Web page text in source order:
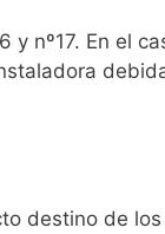
nº17. En el
destino de